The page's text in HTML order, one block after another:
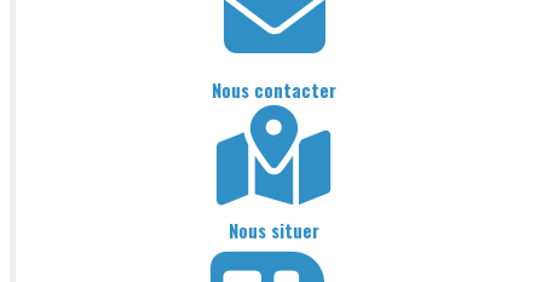
Nous contacter
Nous situer